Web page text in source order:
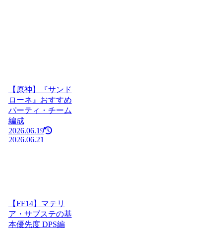
【原神】『サンド
ローネ』おすすめ
パーティ・チーム
編成
2026.06.19
2026.06.21
【FF14】マテリ
ア・サブステの基
本優先度 DPS編